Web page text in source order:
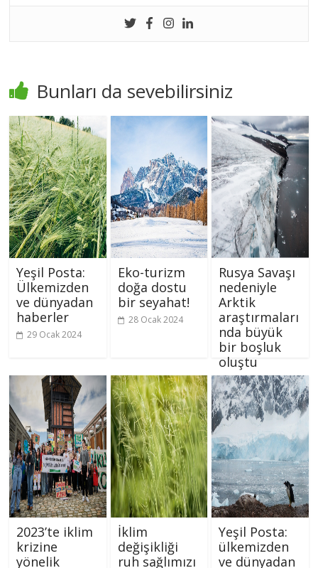
Bunları da sevebilirsiniz
Yeşil Posta:
Ülkemizden
ve dünyadan
haberler
29 Ocak 2024
Eko-turizm
doğa dostu
bir seyahat!
28 Ocak 2024
Rusya Savaşı
nedeniyle
Arktik
araştırmaları
nda büyük
bir boşluk
oluştu
26 Ocak 2024
2023’te iklim
krizine
yönelik
İklim
değişikliği
ruh sağlımızı
Yeşil Posta:
ülkemizden
ve dünyadan